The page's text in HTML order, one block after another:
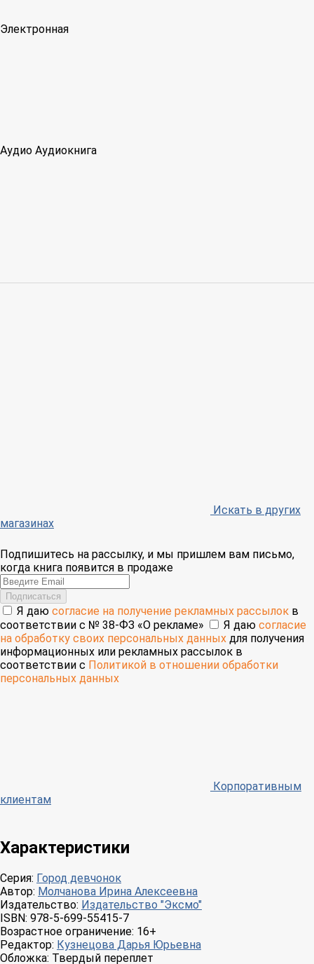
Электронная
Аудио Аудиокнига
Искать в других
магазинах
Подпишитесь на рассылку, и мы пришлем вам письмо,
когда книга появится в продаже
Email
Подписаться
Я даю согласие на получение рекламных рассылок в
соответствии с № 38-ФЗ «О рекламе»
Я даю согласие
на обработку своих персональных данных для получения
информационных или рекламных рассылок в
соответствии с Политикой в отношении обработки
персональных данных
Корпоративным
клиентам
Характеристики
Серия: Город девчонок
Автор: Молчанова Ирина Алексеевна
Издательство: Издательство "Эксмо"
ISBN: 978-5-699-55415-7
Возрастное ограничение: 16+
Редактор: Кузнецова Дарья Юрьевна
Обложка: Твердый переплет